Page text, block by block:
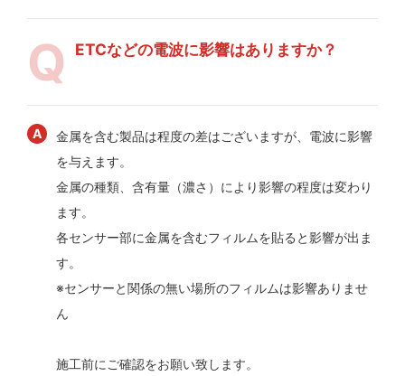
ETCなどの電波に影響はありますか？
金属を含む製品は程度の差はございますが、電波に影響
を与えます。
金属の種類、含有量（濃さ）により影響の程度は変わり
ます。
各センサー部に金属を含むフィルムを貼ると影響が出ま
す。
※センサーと関係の無い場所のフィルムは影響ありませ
ん
施工前にご確認をお願い致します。